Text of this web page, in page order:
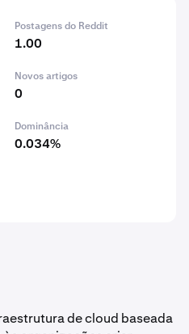
Postagens do Reddit
1.00
Novos artigos
0
Dominância
0.034%
de cloud baseada